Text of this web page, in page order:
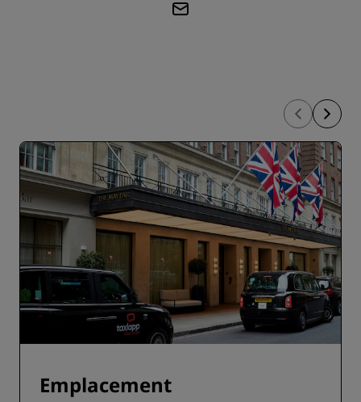
Emplacement